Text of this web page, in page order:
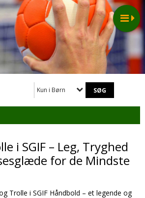
Kun i Børn
i SGIF – Leg, Tryghed
for de Mindste
Trolle i SGIF Håndbold – et legende og